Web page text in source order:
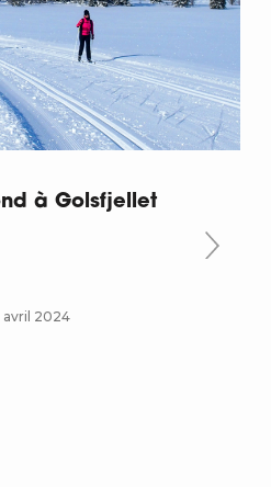
à Golsfjellet
avril 2024